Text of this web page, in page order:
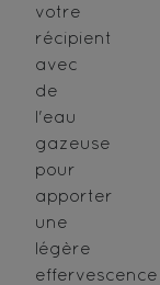
votre
récipient
avec
de
l'eau
gazeuse
pour
apporter
une
légère
effervescence